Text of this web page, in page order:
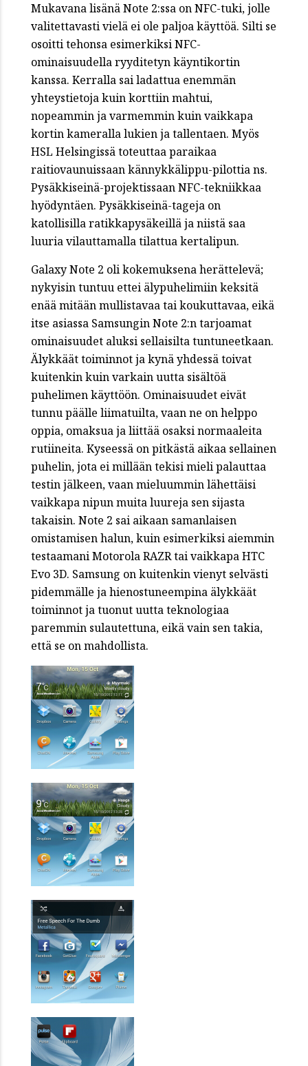
Mukavana lisänä Note 2:ssa on NFC-tuki, jolle
valitettavasti vielä ei ole paljoa käyttöä. Silti se
osoitti tehonsa esimerkiksi NFC-
ominaisuudella ryyditetyn käyntikortin
kanssa. Kerralla sai ladattua enemmän
yhteystietoja kuin korttiin mahtui,
nopeammin ja varmemmin kuin vaikkapa
kortin kameralla lukien ja tallentaen. Myös
HSL Helsingissä toteuttaa paraikaa
raitiovaunuissaan kännykkälippu-pilottia ns.
Pysäkkiseinä-projektissaan NFC-tekniikkaa
hyödyntäen. Pysäkkiseinä-tageja on
katollisilla ratikkapysäkeillä ja niistä saa
luuria vilauttamalla tilattua kertalipun.
Galaxy Note 2 oli kokemuksena herättelevä;
nykyisin tuntuu ettei älypuhelimiin keksitä
enää mitään mullistavaa tai koukuttavaa, eikä
itse asiassa Samsungin Note 2:n tarjoamat
ominaisuudet aluksi sellaisilta tuntuneetkaan.
Älykkäät toiminnot ja kynä yhdessä toivat
kuitenkin kuin varkain uutta sisältöä
puhelimen käyttöön. Ominaisuudet eivät
tunnu päälle liimatuilta, vaan ne on helppo
oppia, omaksua ja liittää osaksi normaaleita
rutiineita. Kyseessä on pitkästä aikaa sellainen
puhelin, jota ei millään tekisi mieli palauttaa
testin jälkeen, vaan mieluummin lähettäisi
vaikkapa nipun muita luureja sen sijasta
takaisin. Note 2 sai aikaan samanlaisen
omistamisen halun, kuin esimerkiksi aiemmin
testaamani Motorola RAZR tai vaikkapa HTC
Evo 3D. Samsung on kuitenkin vienyt selvästi
pidemmälle ja hienostuneempina älykkäät
toiminnot ja tuonut uutta teknologiaa
paremmin sulautettuna, eikä vain sen takia,
että se on mahdollista.